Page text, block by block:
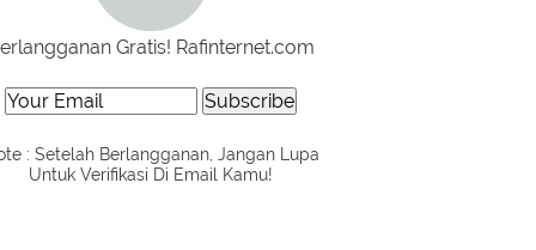
Gratis! Rafinternet.com
: Setelah Berlangganan, Jangan Lupa
Untuk Verifikasi Di Email Kamu!